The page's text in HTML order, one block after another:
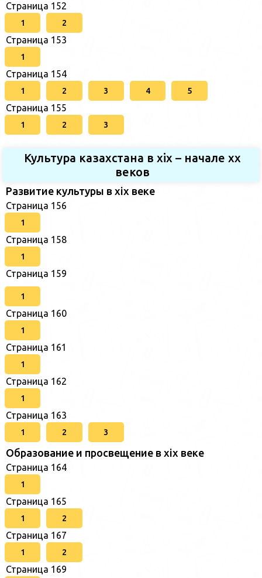
Страница 152
1 2
Страница 153
1
Страница 154
1 2 3 4 5
Страница 155
1 2 3
Культура казахстана в xix – начале хх
веков
Развитие культуры в xix веке
Страница 156
1
Страница 158
1
Страница 159
1
Страница 160
1
Страница 161
1
Страница 162
1
Страница 163
1 2 3
Образование и просвещение в xix веке
Страница 164
1
Страница 165
1 2
Страница 167
1 2
Страница 169